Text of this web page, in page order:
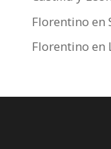
Florentino en
Florentino en